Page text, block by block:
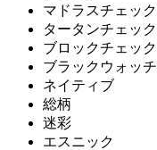
マドラスチェック
タータンチェック
ブロックチェック
ブラックウォッチ
ネイティブ
総柄
迷彩
エスニック